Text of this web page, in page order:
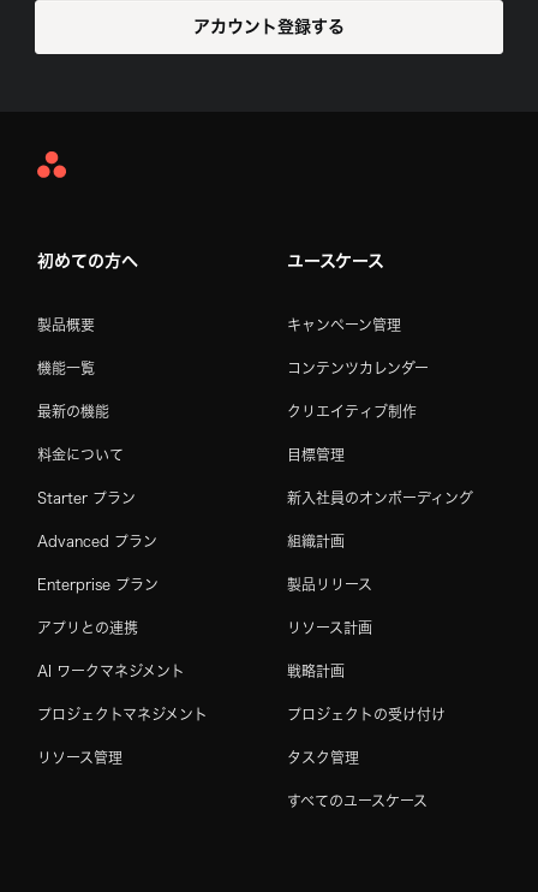
アカウント登録する
Asana
初めての方へ
製品概要
機能一覧
最新の機能
料金について
Starter プラン
Advanced プラン
Enterprise プラン
アプリとの連携
AI ワークマネジメント
プロジェクトマネジメント
リソース管理
ユースケース
キャンペーン管理
コンテンツカレンダー
クリエイティブ制作
目標管理
新入社員のオンボーディング
組織計画
製品リリース
リソース計画
戦略計画
プロジェクトの受け付け
タスク管理
すべてのユースケース